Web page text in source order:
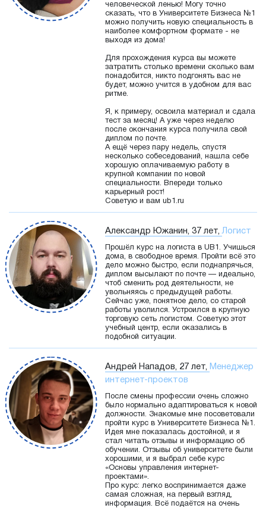
человеческой ленью! Могу точно
сказать, что в Университете Бизнеса №1
можно получить новую специальность в
наиболее комфортном формате - не
выходя из дома!
Для прохождения курса вы можете
затратить столько времени сколько вам
понадобится, никто подгонять вас не
будет, можно учится в удобном для вас
ритме.
Я, к примеру, освоила материал и сдала
тест за месяц! А уже через неделю
после окончания курса получила свой
диплом по почте.
А ещё через пару недель, спустя
несколько собеседований, нашла себе
хорошую оплачиваемую работу в
крупной компании по новой
специальности. Впереди только
карьерный рост!
Советую и вам ub1.ru
Александр Южанин, 37 лет, Логист
Прошёл курс на логиста в UB1. Учишься
дома, в свободное время. Пройти всё это
дело можно быстро, если поднапрячься,
диплом высылают по почте — идеально,
чтоб сменить род деятельности, не
увольняясь с предыдущей работы.
Сейчас уже, понятное дело, со старой
работы уволился. Устроился в крупную
торговую сеть логистом. Советую этот
учебный центр, если оказались в
подобной ситуации.
Андрей Нападов, 27 лет,
Менеджер
интернет-проектов
После смены профессии очень сложно
было нормально адаптироваться к новой
должности. Знакомые мне посоветовали
пройти курс в Университете Бизнеса №1.
Идея мне показалась достойной, и я
стал читать отзывы и информацию об
обучении. Отзывы об университете были
хорошими, и я выбрал себе курс
«Основы управления интернет-
проектами».
Про курс: легко воспринимается даже
самая сложная, на первый взгляд,
информация. Всё подаётся на очень